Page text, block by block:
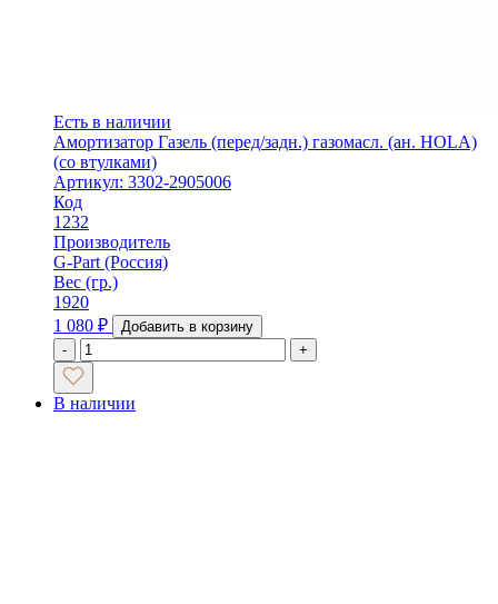
Есть в наличии
Амортизатор Газель (перед/задн.) газомасл. (ан. HOLA)
(со втулками)
Артикул: 3302-2905006
Код
1232
Производитель
G-Part (Россия)
Вес (гр.)
1920
1 080 ₽
Добавить в корзину
-
+
В наличии